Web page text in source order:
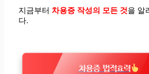
지금부터 차용증 작성의 모든 것을 알
다.
차용증 법적효력